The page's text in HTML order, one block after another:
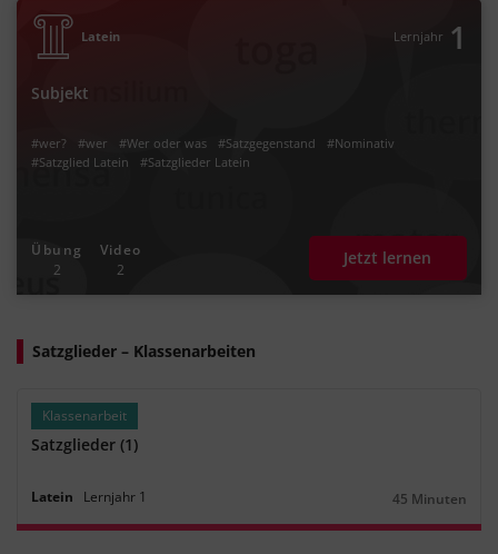
Latein Lernjahr 1
Subjekt
#wer? #wer #Wer oder was #Satzgegenstand
#Nominativ
#Satzglied Latein
#Satzglieder Latein
Übung
2
Video
2
Jetzt lernen
Satzglieder – Klassenarbeiten
Klassenarbeit
Satzglieder (1)
Latein Lernjahr 1
Dauer:
45 Minuten